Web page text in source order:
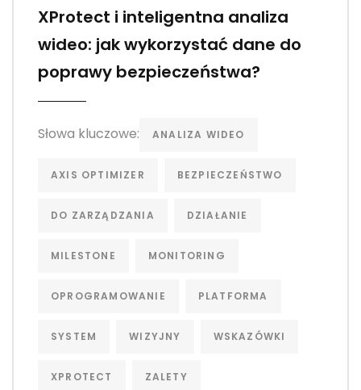
XProtect i inteligentna analiza
wideo: jak wykorzystać dane do
poprawy bezpieczeństwa?
Słowa kluczowe: ANALIZA WIDEO
AXIS OPTIMIZER BEZPIECZEŃSTWO
DO ZARZĄDZANIA DZIAŁANIE
MILESTONE MONITORING
OPROGRAMOWANIE PLATFORMA
SYSTEM WIZYJNY WSKAZÓWKI
XPROTECT ZALETY